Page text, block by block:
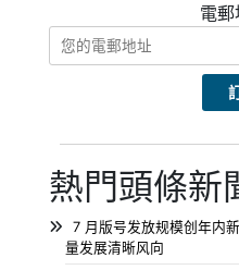
電郵
熱門頭條新
7 月版号发放规模创年内
量发展清晰风向